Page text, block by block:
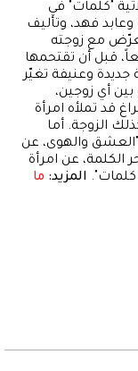
"كلمات" في
فهد، وتأليف
مع زوجته
قبل أن تقتحمها
وعنيفة تغيّر
أي زوجين،
قد تملأه امرأة
الزوجة. أما
والهوى، عن
عن امرأة
كلمات". المزيد: ما